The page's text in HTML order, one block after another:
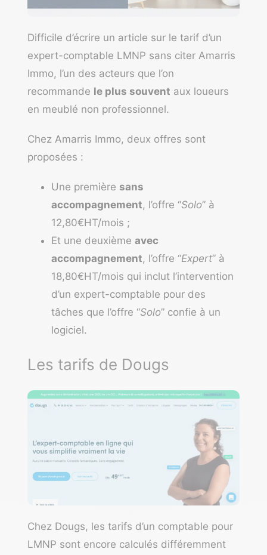
Difficile d’écrire un article sur le tarif d’un
expert-comptable LMNP sans citer Amarris
Immo, l’un des acteurs que l’on
recommande le plus souvent aux loueurs
en meublé non professionnel.
Chez Amarris Immo, deux offres sont
proposées :
Une première sans
accompagnement, l’offre “Solo” à
12,80€HT/mois ;
Et une deuxième avec
accompagnement, l’offre “Expert” à
18,80€HT/mois qui inclut l’intervention
d’un expert-comptable pour des
tâches que l’offre “Solo” confie à un
logiciel.
Les tarifs de Dougs
Chez Dougs, les tarifs d’un comptable pour
LMNP sont encore calculés différemment